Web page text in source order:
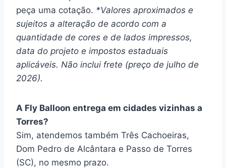
peça uma cotação. *Valores aproximados e
sujeitos a alteração de acordo com a
quantidade de cores e de lados impressos,
data do projeto e impostos estaduais
aplicáveis. Não inclui frete (preço de julho de
2026).
A Fly Balloon entrega em cidades vizinhas a
Torres?
Sim, atendemos também Três Cachoeiras,
Dom Pedro de Alcântara e Passo de Torres
(SC), no mesmo prazo.